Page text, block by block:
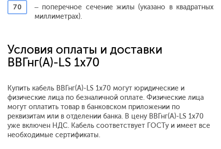
70
– поперечное сечение жилы (указано в квадратных
миллиметрах).
Условия оплаты и доставки
ВВГнг(А)-LS 1х70
Купить кабель ВВГнг(А)-LS 1х70 могут юридические и
физические лица по безналичной оплате. Физические лица
могут оплатить товар в банковском приложении по
реквизитам или в отделении банка. В цену ВВГнг(А)-LS 1х70
уже включен НДС. Кабель соответствует ГОСТу и имеет все
необходимые сертификаты.